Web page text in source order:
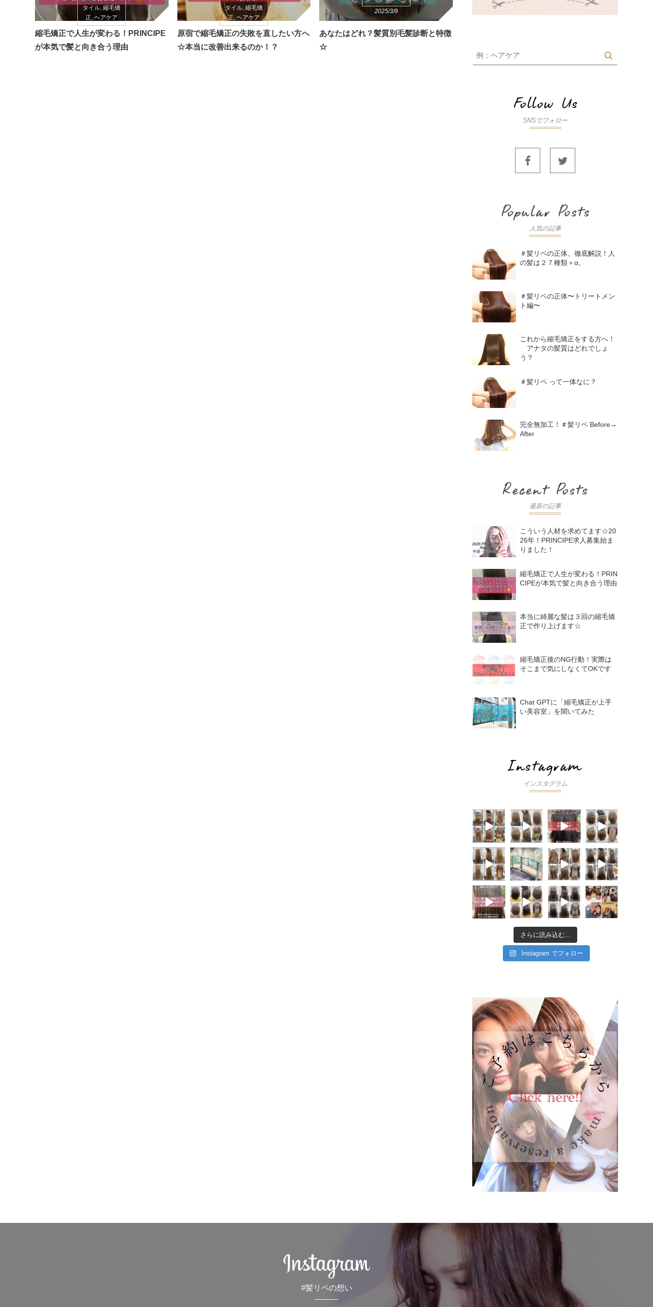
タイル, 縮毛矯
正, ヘアケア
2026/5/24
縮毛矯正で人生が変わる！PRINCIPE
が本気で髪と向き合う理由
タイル, 縮毛矯
正, ヘアケア
2026/3/8
原宿で縮毛矯正の失敗を直したい方へ
☆本当に改善出来るのか！？
2025/3/9
あなたはどれ？髪質別毛髪診断と特徴
☆
SNSでフォロー
人気の記事
＃髪リペの正体。徹底解説！人
の髪は２７種類＋α。
＃髪リペの正体〜トリートメン
ト編〜
これから縮毛矯正をする方へ！
アナタの髪質はどれでしょ
う？
＃髪リペ って一体なに？
完全無加工！＃髪リペ Before→
After
最新の記事
こういう人材を求めてます☆20
26年！PRINCIPE求人募集始ま
りました！
縮毛矯正で人生が変わる！PRIN
CIPEが本気で髪と向き合う理由
本当に綺麗な髪は３回の縮毛矯
正で作り上げます☆
縮毛矯正後のNG行動！実際は
そこまで気にしなくてOKです
Chat GPTに「縮毛矯正が上手
い美容室」を聞いてみた
インスタグラム
さらに読み込む...
Instagram でフォロー
#髪リペの想い